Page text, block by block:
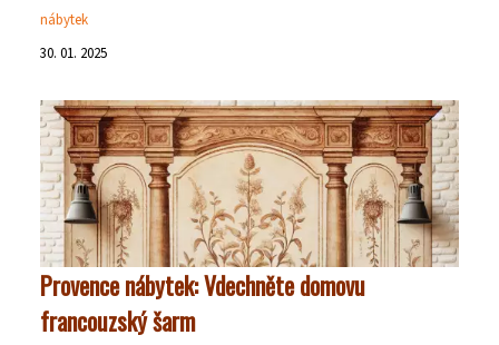
nábytek
30. 01. 2025
Provence nábytek: Vdechněte domovu
francouzský šarm